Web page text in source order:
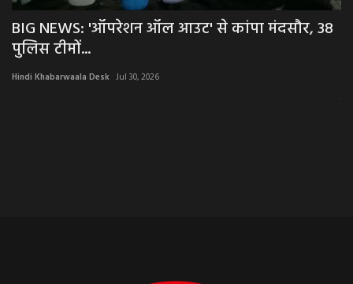
BIG NEWS: 'ऑपरेशन ऑल आउट' से कांपा मंदसौर, 38
पुलिस टीमों...
Hindi Khabarwaala Desk Jul 30, 2026